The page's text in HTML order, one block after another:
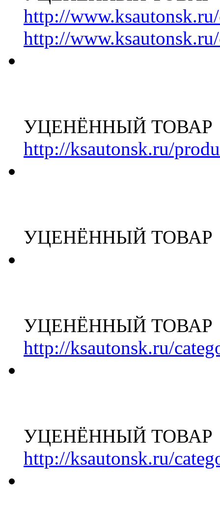
http://
http://
УЦЕНЁННЫЙ ТОВАР
http://ksautonsk.ru/
УЦЕНЁННЫЙ ТОВАР
УЦЕНЁННЫЙ ТОВАР
http://ksautonsk.ru/
УЦЕНЁННЫЙ ТОВАР
http://ksautonsk.ru/